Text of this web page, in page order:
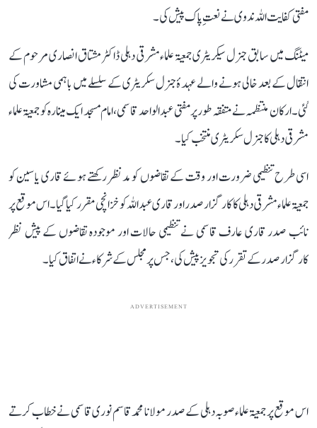
مفتی کفایت اللہ ندوی نے نعتِ پاک پیش کی۔
میٹنگ میں سابق جنرل سیکریٹری جمعیۃ علماء مشرقی دہلی ڈاکٹر مشتاق انصاری مرحوم کے
انتقال کے بعد خالی ہونے والے عہدۂ جنرل سکریٹری کے سلسلے میں باہمی مشاورت کی
گئی۔ ارکان منتظمہ نے متفقہ طور پر مفتی عبد الواحد قاسمی، امام مسجد ایک مینارہ کو جمعیۃ علماء
مشرقی دہلی کا جنرل سکریٹری منتخب کیا۔
اسی طرح تنظیمی ضرورت اور وقت کے تقاضوں کو مدنظر رکھتے ہوئے قاری یاسین کو
جمعیۃ علماء مشرقی دہلی کا کارگزار صدر اور قاری عبد اللہ کو خزانچی مقرر کیا گیا۔ اس موقع پر
نائب صدر قاری عارف قاسمی نے تنظیمی حالات اور موجودہ تقاضوں کے پیش نظر
کارگزار صدر کے تقرر کی تجویز پیش کی، جس پر مجلس کے شرکاء نے اتفاق کیا۔
ADVERTISEMENT
اس موقع پر جمعیۃ علماء صوبہ دہلی کے صدر مولانا محمد قاسم نوری قاسمی نے خطاب کرتے